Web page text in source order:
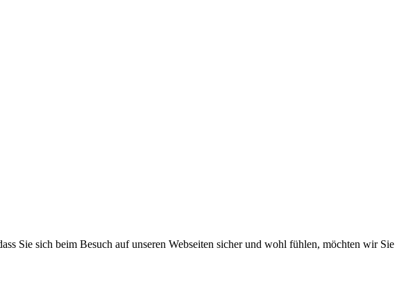
Sie sich beim Besuch auf unseren Webseiten sicher und wohl fühlen, möchten wir Sie